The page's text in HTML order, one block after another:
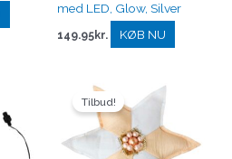
med LED, Glow, Silver
149.95kr. KØB NU
Tilbud!oprindelige
pris
149.95kr..
aktuelle
er:
74.98kr..